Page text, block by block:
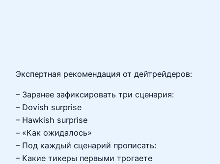
Экспертная рекомендация от дейтрейдеров:
– Заранее зафиксировать три сценария:
– Dovish surprise
– Hawkish surprise
– «Как ожидалось»
– Под каждый сценарий прописать:
– Какие тикеры первыми трогаете